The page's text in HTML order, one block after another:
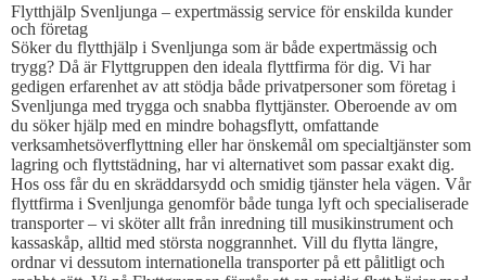
Flytthjälp Svenljunga – expertmässig service för enskilda kunder
och företag
Söker du flytthjälp i Svenljunga som är både expertmässig och
trygg? Då är Flyttgruppen den ideala flyttfirma för dig. Vi har
gedigen erfarenhet av att stödja både privatpersoner som företag i
Svenljunga med trygga och snabba flyttjänster. Oberoende av om
du söker hjälp med en mindre bohagsflytt, omfattande
verksamhetsöverflyttning eller har önskemål om specialtjänster som
lagring och flyttstädning, har vi alternativet som passar exakt dig.
Hos oss får du en skräddarsydd och smidig tjänster hela vägen. Vår
flyttfirma i Svenljunga genomför både tunga lyft och specialiserade
transporter – vi sköter allt från inredning till musikinstrument och
kassaskåp, alltid med största noggrannhet. Vill du flytta längre,
ordnar vi dessutom internationella transporter på ett pålitligt och